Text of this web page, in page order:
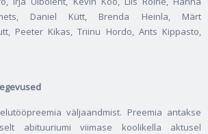
Daniel Kütt, Brenda Heinla, Märt
Peeter Kikas, Triinu Hordo, Ants Kippasto,
väljaandmist. Preemia antakse
abituuriumi viimase koolikella aktusel